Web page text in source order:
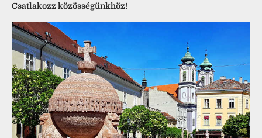
Csatlakozz közösségünkhöz!